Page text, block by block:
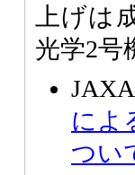
上げは
光学2号
によ
つい